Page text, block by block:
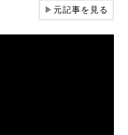
▶元記事を見る